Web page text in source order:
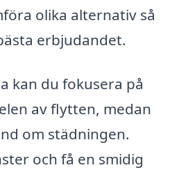
olika alternativ så
erbjudandet.
kan du fokusera på
av flytten, medan
om städningen.
och få en smidig